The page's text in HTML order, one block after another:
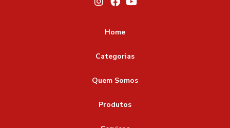
Home
Categorias
Quem Somos
Produtos